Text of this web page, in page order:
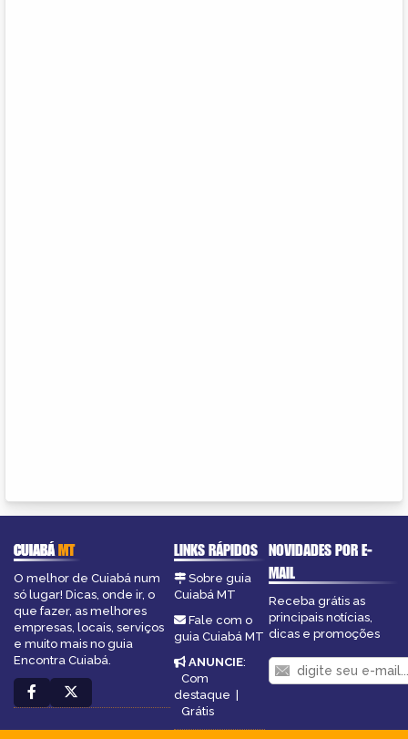
CUIABÁMT
O melhor de Cuiabá num
só lugar! Dicas, onde ir, o
que fazer, as melhores
empresas, locais, serviços
e muito mais no guia
Encontra Cuiabá.
LINKS RÁPIDOS
Sobre guia
Cuiabá MT
Fale com o
guia Cuiabá MT
ANUNCIE:
Com
destaque
Grátis
NOVIDADES POR E-
MAIL
Receba grátis as
principais notícias,
dicas e promoções